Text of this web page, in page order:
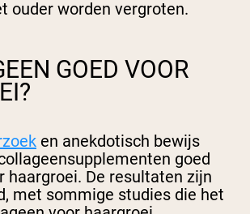
ouder worden vergroten.
GOED VOOR
en anekdotisch bewijs
goed
haargroei. De resultaten zijn
met sommige studies die het